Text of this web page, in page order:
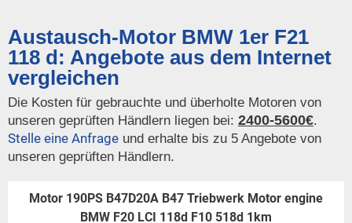
Austausch-Motor BMW 1er F21
118 d: Angebote aus dem Internet
vergleichen
Die Kosten für gebrauchte und überholte Motoren von
unseren geprüften Händlern liegen bei: 2400-5600€.
Stelle eine Anfrage und erhalte bis zu 5 Angebote von
unseren geprüften Händlern.
Motor 190PS B47D20A B47 Triebwerk Motor engine
BMW F20 LCI 118d F10 518d 1km